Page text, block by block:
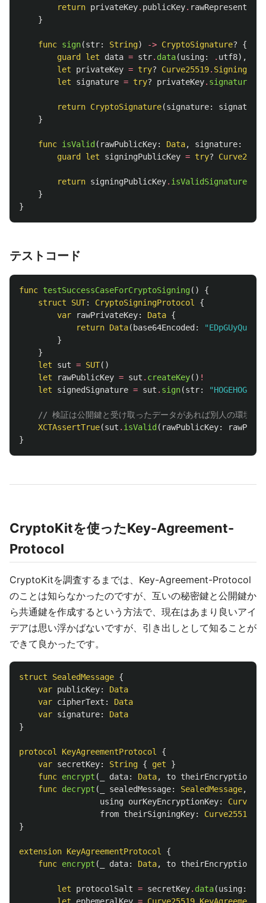
return privateKey. publicKey.
}
func sign(str: String) -> CryptoSignature?
{
guard
let data = str. data(using: . utf8),
let
privateKey = try? Curve25519. Signing
let
signature = try? privateKey. signature
return CryptoSignature(signature: signature
}
func isValid ( rawPublicKey: Data, signature:
guard
let signingPublicKey = try? Curve25519
return signingPublicKey. isValidSignature
}
}
テストコード
func testSuccessCaseForCryptoSigning()
{
struct
SUT: CryptoSigningProtocol
{
var
rawPrivateKey: Data {
return Data( base64Encoded :
}
}
let
sut = SUT()
let
rawPublicKey = sut . createKey() !
let
signedSignature = sut . sign(str: "HOGEHOGE"
// 検証は公開鍵と受け取ったデータがあれば別人の環境で
XCTAssertTrue(sut . isValid ( rawPublicKey:
}
CryptoKitを使ったKey-Agreement-
Protocol
CryptoKitを調査するまでは、Key-Agreement-Protocol
のことは知らなかったのですが、互いの秘密鍵と公開鍵か
ら共通鍵を作成するという方法で、現在はあまり良いアイ
デアは思い浮かばないですが、引き出しとして知ることが
できて良かったです。
struct SealedMessage {
var publicKey:
Data
var cipherText :
Data
var signature:
Data
}
protocol KeyAgreementProtocol
{
var secretKey: String { get
}
func encrypt ( data: Data, to theirEncryptionKey
func decrypt ( sealedMessage: SealedMessage,
using ourKeyEncryptionKey:
from theirSigningKey: Curve25519
}
extension KeyAgreementProtocol
{
func encrypt ( data: Data, to theirEncryptionKey
let protocolSalt = secretKey. data(using: